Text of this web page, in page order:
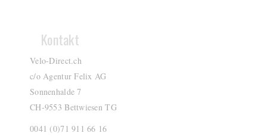
Kontakt
Velo-Direct.ch
c/o Agentur Felix AG
Sonnenhalde 7
CH-9553 Bettwiesen TG
0041 (0)71 911 66 16